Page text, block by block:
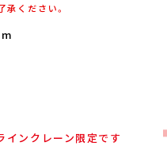
承ください。
インクレーン限定です